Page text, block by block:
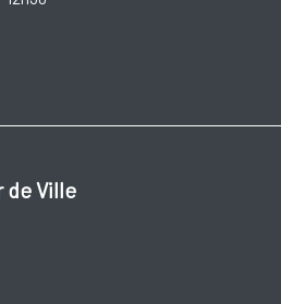
de Ville